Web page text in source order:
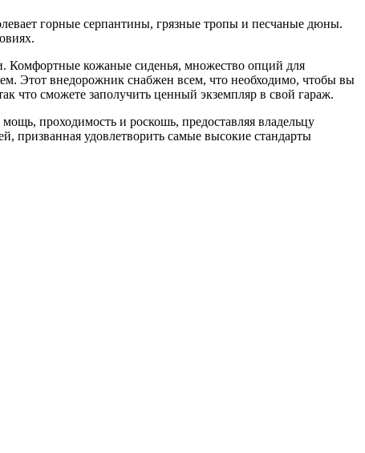
горные серпантины, грязные тропы и песчаные дюны.
кожаные сиденья, множество опций для
Этот внедорожник снабжен всем, что необходимо, чтобы вы
что сможете заполучить ценный экземпляр в свой гараж.
проходимость и роскошь, предоставляя владельцу
призванная удовлетворить самые высокие стандарты